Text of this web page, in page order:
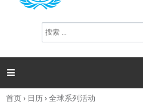
搜
索

你
首页› 日历›全球系列活动